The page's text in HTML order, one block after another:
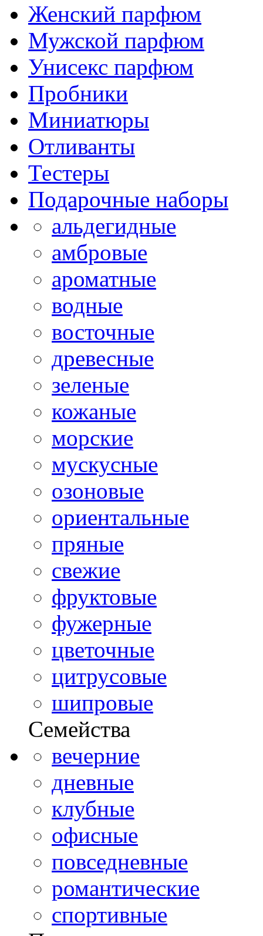
Женский парфюм
Мужской парфюм
Унисекс парфюм
Пробники
Миниатюры
Отливанты
Тестеры
Подарочные наборы
альдегидные
амбровые
ароматные
водные
восточные
древесные
зеленые
кожаные
морские
мускусные
озоновые
ориентальные
пряные
свежие
фруктовые
фужерные
цветочные
цитрусовые
шипровые
Семейства
вечерние
дневные
клубные
офисные
повседневные
романтические
спортивные